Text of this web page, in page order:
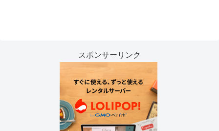
スポンサーリンク